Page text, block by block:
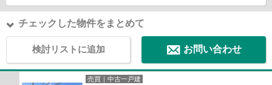
チェックした物件をまとめて
検討リストに追加 お問い合わせ
売買｜中古一戸建